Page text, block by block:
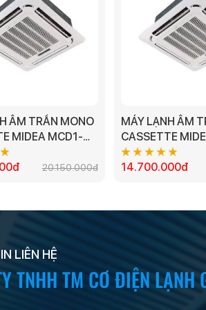
ÂM TRẦN MONO
MIDEA MCD1-
HP
20.150.000đ
MÁY LẠNH ÂM
CASSETTE
18CRN8 - 2.0HP
14.700.000đ
LIÊN HỆ
TNHH TM CƠ ĐIỆN LẠNH